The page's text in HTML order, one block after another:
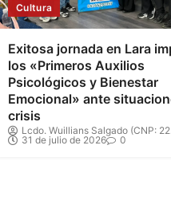
Cultura
Exitosa jornada en Lara
los «Primeros Auxilios
Psicológicos y Bienestar
Emocional» ante
crisis
Lcdo. Wuillians Salgado (CNP:
31 de julio de 2026
0